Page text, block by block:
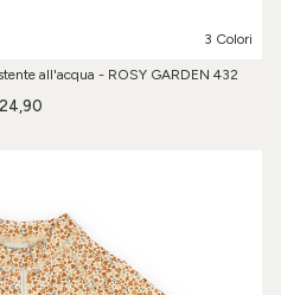
3 Colori
all'acqua - ROSY GARDEN 432